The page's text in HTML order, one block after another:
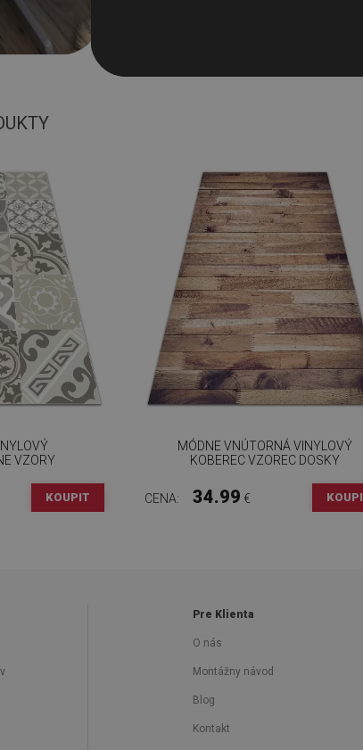
VZORY
KOUPIT
MÓDNE VNÚTORNÁ VINYLOVÝ
KOBEREC VZOREC DOSKY
CENA: 34.99 €
Pre Klienta
O nás
Montážny návod
Blog
Kontakt